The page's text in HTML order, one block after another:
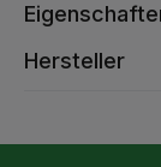
Hersteller